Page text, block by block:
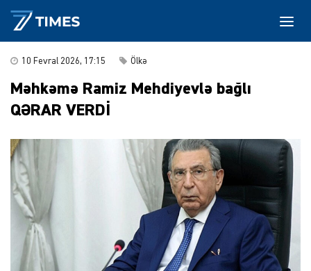
10 Fevral 2026, 17:15 Ölkə
Məhkəmə Ramiz Mehdiyevlə bağlı
QƏRAR VERDİ